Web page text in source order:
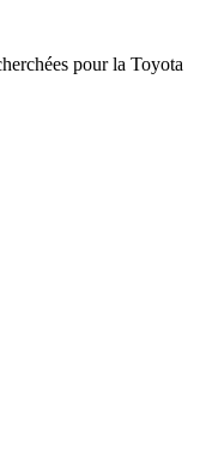
pour la Toyota